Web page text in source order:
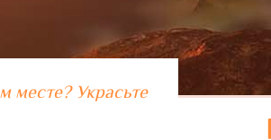
месте? Украсьте